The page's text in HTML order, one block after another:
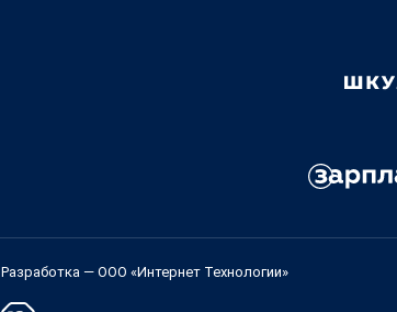
Разработка — ООО «Интернет Технологии»